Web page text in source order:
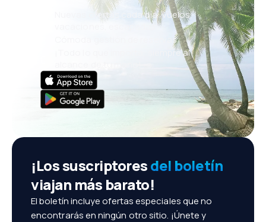
Nuevas ofertas cada día: vuelos,
vacaciones, escapadas
Cómoda gestión de reservas
¡Todo lo que importa, siempre al
¡Los suscriptoresdel boletín
viajan más barato!
El boletín incluye ofertas especiales que no
encontrarás en ningún otro sitio. ¡Únete y